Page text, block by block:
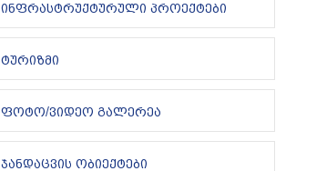
ინფრასტრუქტურული პროექტები
ტურიზმი
ფოტო/ვიდეო გალერეა
ჯანდაცვის ობიექტები